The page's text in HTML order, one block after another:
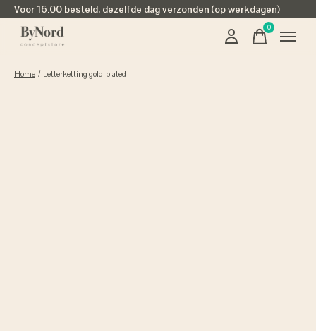
Voor 16.00 besteld, dezelfde dag verzonden (op werkdagen)
0items
Home / Letterketting gold-plated